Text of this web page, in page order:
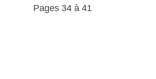
Pages 34 à 41